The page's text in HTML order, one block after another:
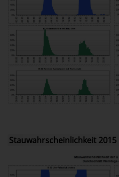
Stauwahrscheinlichkeit 2015